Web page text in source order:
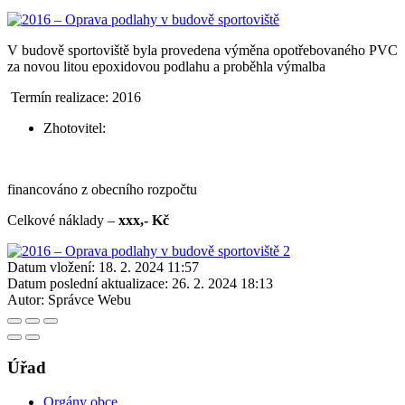
V budově sportoviště byla provedena výměna opotřebovaného PVC
za novou litou epoxidovou podlahu a proběhla výmalba
Termín realizace: 2016
Zhotovitel:
financováno z obecního rozpočtu
Celkové náklady – xxx,- Kč
Datum vložení: 18. 2. 2024 11:57
Datum poslední aktualizace: 26. 2. 2024 18:13
Autor: Správce Webu
Úřad